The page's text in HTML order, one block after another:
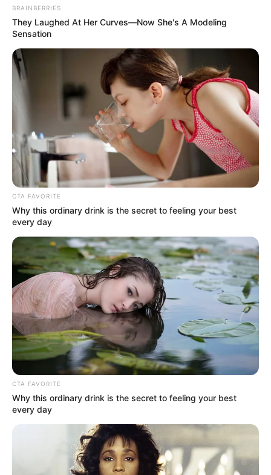
ΔΗΜΟΦΙΛΗ ΑΡΘΡΑ
BRAINBERRIES
They Laughed At Her Curves—Now She's A Modeling
Sensation
CTA FAVORITE
Why this ordinary drink is the secret to feeling your best
every day
CTA FAVORITE
Why this ordinary drink is the secret to feeling your best
every day